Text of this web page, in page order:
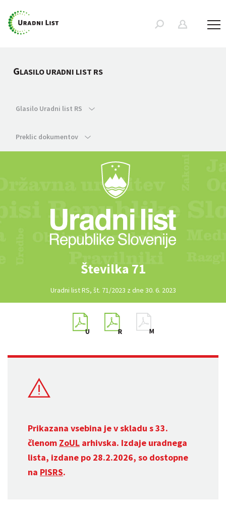
GLASILO URADNI LIST RS
Glasilo Uradni list RS
Preklic dokumentov
Številka 71
Uradni list RS, št. 71/2023 z dne 30. 6. 2023
Prikazana vsebina je v skladu s 33.
členom ZoUL arhivska. Izdaje uradnega
lista, izdane po 28.2.2026, so dostopne
na PISRS.